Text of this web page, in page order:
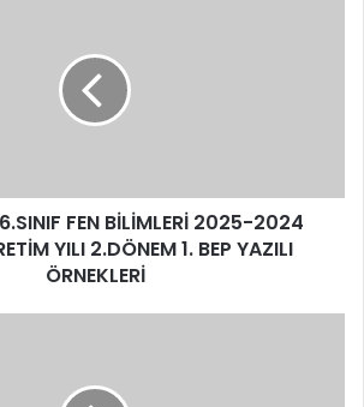
FEN BİLİMLERİ 2025-2024
YILI 2.DÖNEM 1. BEP YAZILI
ÖRNEKLERİ